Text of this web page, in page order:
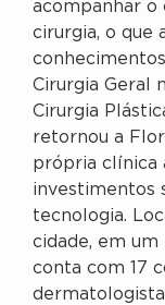
acompanhar o
cirurgia, o que
Cirurgia Geral
Cirurgia
retornou a
própria clínica
investimentos
tecnologia.
cidade, em um
conta com 17